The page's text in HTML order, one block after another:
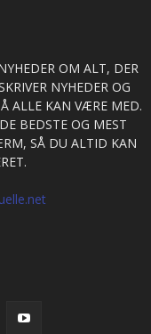
OM ALT, DER
NYHEDER OG
ALLE KAN VÆRE MED.
BEDSTE OG MEST
SÅ DU ALTID KAN